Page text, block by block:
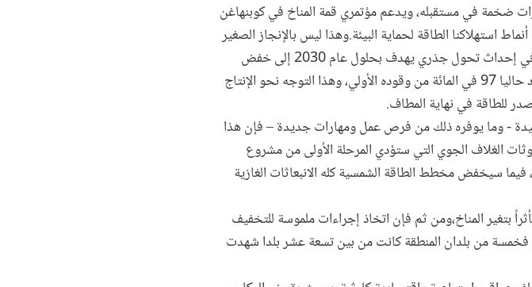
ضخمة في مستقبله، ويدعم مؤتمري قمة المناخ في كوبنهاغن
استهلاكنا الطاقة لحماية البيئة.وهذا ليس بالإنجاز الصغير
لبلد يعتمد كلياً تقريبا على الفحم والنفط.وتمثل ورزازات الخطوة الأولى في إحداث تحول جذري يهدف بحلول عام 2030 إلى خفض
استهلاك البلاد للنفط بنسبة 40 في المائة.يُشار هنا إلى أن المغرب يستورد حاليا 97 في المائة من وقوده الأولي، وهذا التوجه نحو الإنتاج
للطاقة في نهاية المطاف.
- وما يوفره ذلك من فرص عمل ومهارات جديدة – فإن هذا
الغلاف الجوي التي ستؤدي المرحلة الأولى من مشروع
الكربون سنويا، فيما سيخفض مخطط الطاقة الشمسية كله الانبعاثات الغازية
بتغير المناخ،ومن ثم فإن اتخاذ إجراءات ملموسة للتخفيف
من بلدان المنطقة كانت من بين تسعة عشر بلدا شهدت